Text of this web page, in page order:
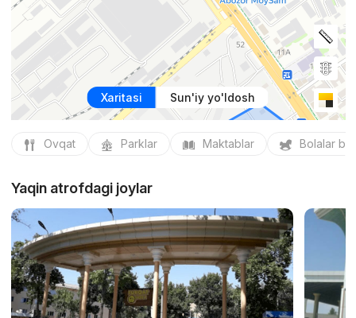
Xaritasi Sun'iy yo'ldosh
Ovqat Parklar Maktablar Bolalar
Yaqin atrofdagi joylar